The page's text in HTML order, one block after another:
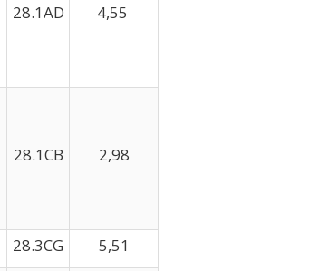
28.1AD 4,55
28.1CB 2,98
28.3CG
5,51